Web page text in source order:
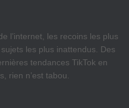
l’internet, les recoins les plus
les plus inattendus. Des
tendances TikTok en
rien n’est tabou.